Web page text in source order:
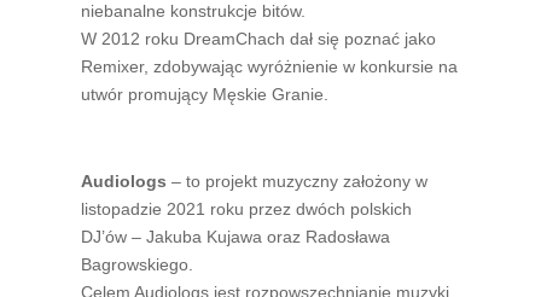
niebanalne konstrukcje bitów.
W 2012 roku DreamChach dał się poznać jako
Remixer, zdobywając wyróżnienie w konkursie na
utwór promujący Męskie Granie.
Audiologs – to projekt muzyczny założony w
listopadzie 2021 roku przez dwóch polskich
DJ’ów – Jakuba Kujawa oraz Radosława
Bagrowskiego.
Celem Audiologs jest rozpowszechnianie muzyki